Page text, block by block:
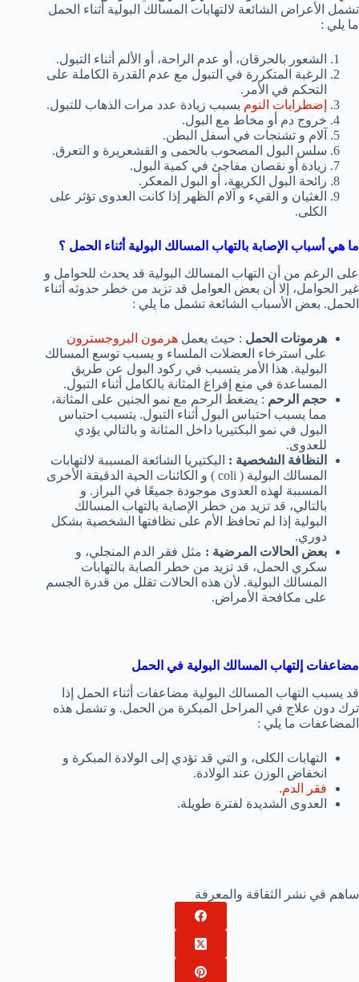
تشمل الأعراض الشائعة لالتهابات المسالك البولية أثناء الحمل
ما يلي :
الشعور بالحرقان، أو عدم الراحة، أو الألم أثناء التبول.
الرغبة المتكررة في التبول مع عدم القدرة الكاملة على
التحكم في الأمر.
إضطرابات النوم بسبب زيادة عدد مرات الذهاب للتبول.
خروج دم أو مخاط مع البول.
آلام و تشنجات في أسفل البطن.
سلس البول المصحوب بالحمى و القشعريرة و التعرق.
زيادة أو نقصان مفاجئ في كمية البول.
رائحة البول الكريهة، أو البول المعكر.
الغثيان و القيء و آلام الظهر إذا كانت العدوى تؤثر على
الكلى.
ما هي أسباب الإصابة بالتهاب المسالك البولية أثناء الحمل ؟
على الرغم من أن التهاب المسالك البولية قد يحدث للحوامل و
غير الحوامل، إلا أن بعض العوامل قد تزيد من خطر حدوثه أثناء
الحمل. بعض الأسباب الشائعة تشمل ما يلي :
هرمونات الحمل : حيث يعمل هرمون البروجسترون
على استرخاء العضلات الملساء و يسبب توسع المسالك
البولية. هذا الأمر يتسبب في ركود البول عن طريق
المساعدة في منع إفراغ المثانة بالكامل أثناء التبول.
حجم الرحم : يضغط الرحم مع نمو الجنين على المثانة،
مما يسبب احتباس البول أثناء التبول. يتسبب احتباس
البول في نمو البكتيريا داخل المثانة و بالتالي يؤدي
للعدوى.
النظافة الشخصية : البكتيريا الشائعة المسببة لالتهابات
المسالك البولية ( coli ) و الكائنات الحية الدقيقة الأخرى
المسببة لهذه العدوى موجودة جميعًا في البراز. و
بالتالي، قد تزيد من خطر الإصابة بالتهاب المسالك
البولية إذا لم تحافظ الأم على نظافتها الشخصية بشكل
دوري.
بعض الحالات المرضية : مثل فقر الدم المنجلي، و
سكري الحمل، قد تزيد من خطر الصابة بالتهابات
المسالك البولية. لأن هذه الحالات تقلل من قدرة الجسم
على مكافحة الأمراض.
مضاعفات إلتهاب المسالك البولية في الحمل
قد يسبب التهاب المسالك البولية مضاعفات أثناء الحمل إذا
ترك دون علاج في المراحل المبكرة من الحمل. و تشمل هذه
المضاعفات ما يلي :
التهابات الكلى، و التي قد تؤدي إلى الولادة المبكرة و
انخفاض الوزن عند الولادة.
فقر الدم.
العدوى الشديدة لفترة طويلة.
ساهم في نشر الثقافة والمعرفة